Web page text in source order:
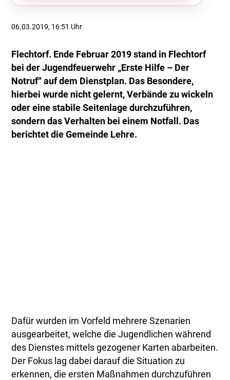
06.03.2019, 16:51 Uhr
Flechtorf. Ende Februar 2019 stand in Flechtorf
bei der Jugendfeuerwehr „Erste Hilfe – Der
Notruf“ auf dem Dienstplan. Das Besondere,
hierbei wurde nicht gelernt, Verbände zu wickeln
oder eine stabile Seitenlage durchzuführen,
sondern das Verhalten bei einem Notfall. Das
berichtet die Gemeinde Lehre.
Dafür wurden im Vorfeld mehrere Szenarien
ausgearbeitet, welche die Jugendlichen während
des Dienstes mittels gezogener Karten abarbeiten.
Der Fokus lag dabei darauf die Situation zu
erkennen, die ersten Maßnahmen durchzuführen